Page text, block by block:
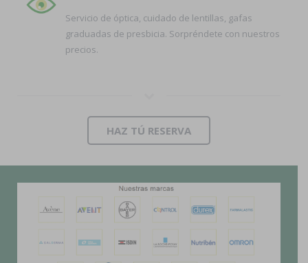
Servicio de óptica, cuidado de lentillas, gafas
graduadas de presbicia. Sorpréndete con nuestros
precios.
HAZ TÚ RESERVA